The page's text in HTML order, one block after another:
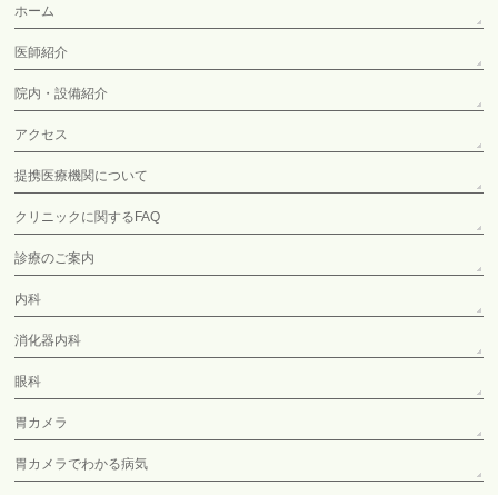
ホーム
医師紹介
院内・設備紹介
アクセス
提携医療機関について
クリニックに関するFAQ
診療のご案内
内科
消化器内科
眼科
胃カメラ
胃カメラでわかる病気